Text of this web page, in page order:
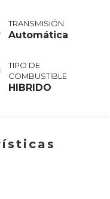
TRANSMISIÓN
Automática
TIPO DE
COMBUSTIBLE
HIBRIDO